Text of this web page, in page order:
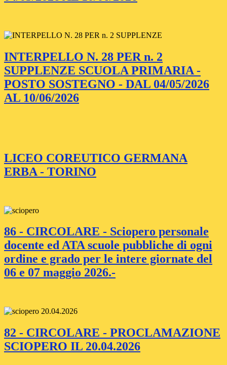
INTERPELLO N. 28 PER n. 2
SUPPLENZE SCUOLA PRIMARIA -
POSTO SOSTEGNO - DAL 04/05/2026
AL 10/06/2026
LICEO COREUTICO GERMANA
ERBA - TORINO
86 - CIRCOLARE - Sciopero personale
docente ed ATA scuole pubbliche di ogni
ordine e grado per le intere giornate del
06 e 07 maggio 2026.-
82 - CIRCOLARE - PROCLAMAZIONE
SCIOPERO IL 20.04.2026